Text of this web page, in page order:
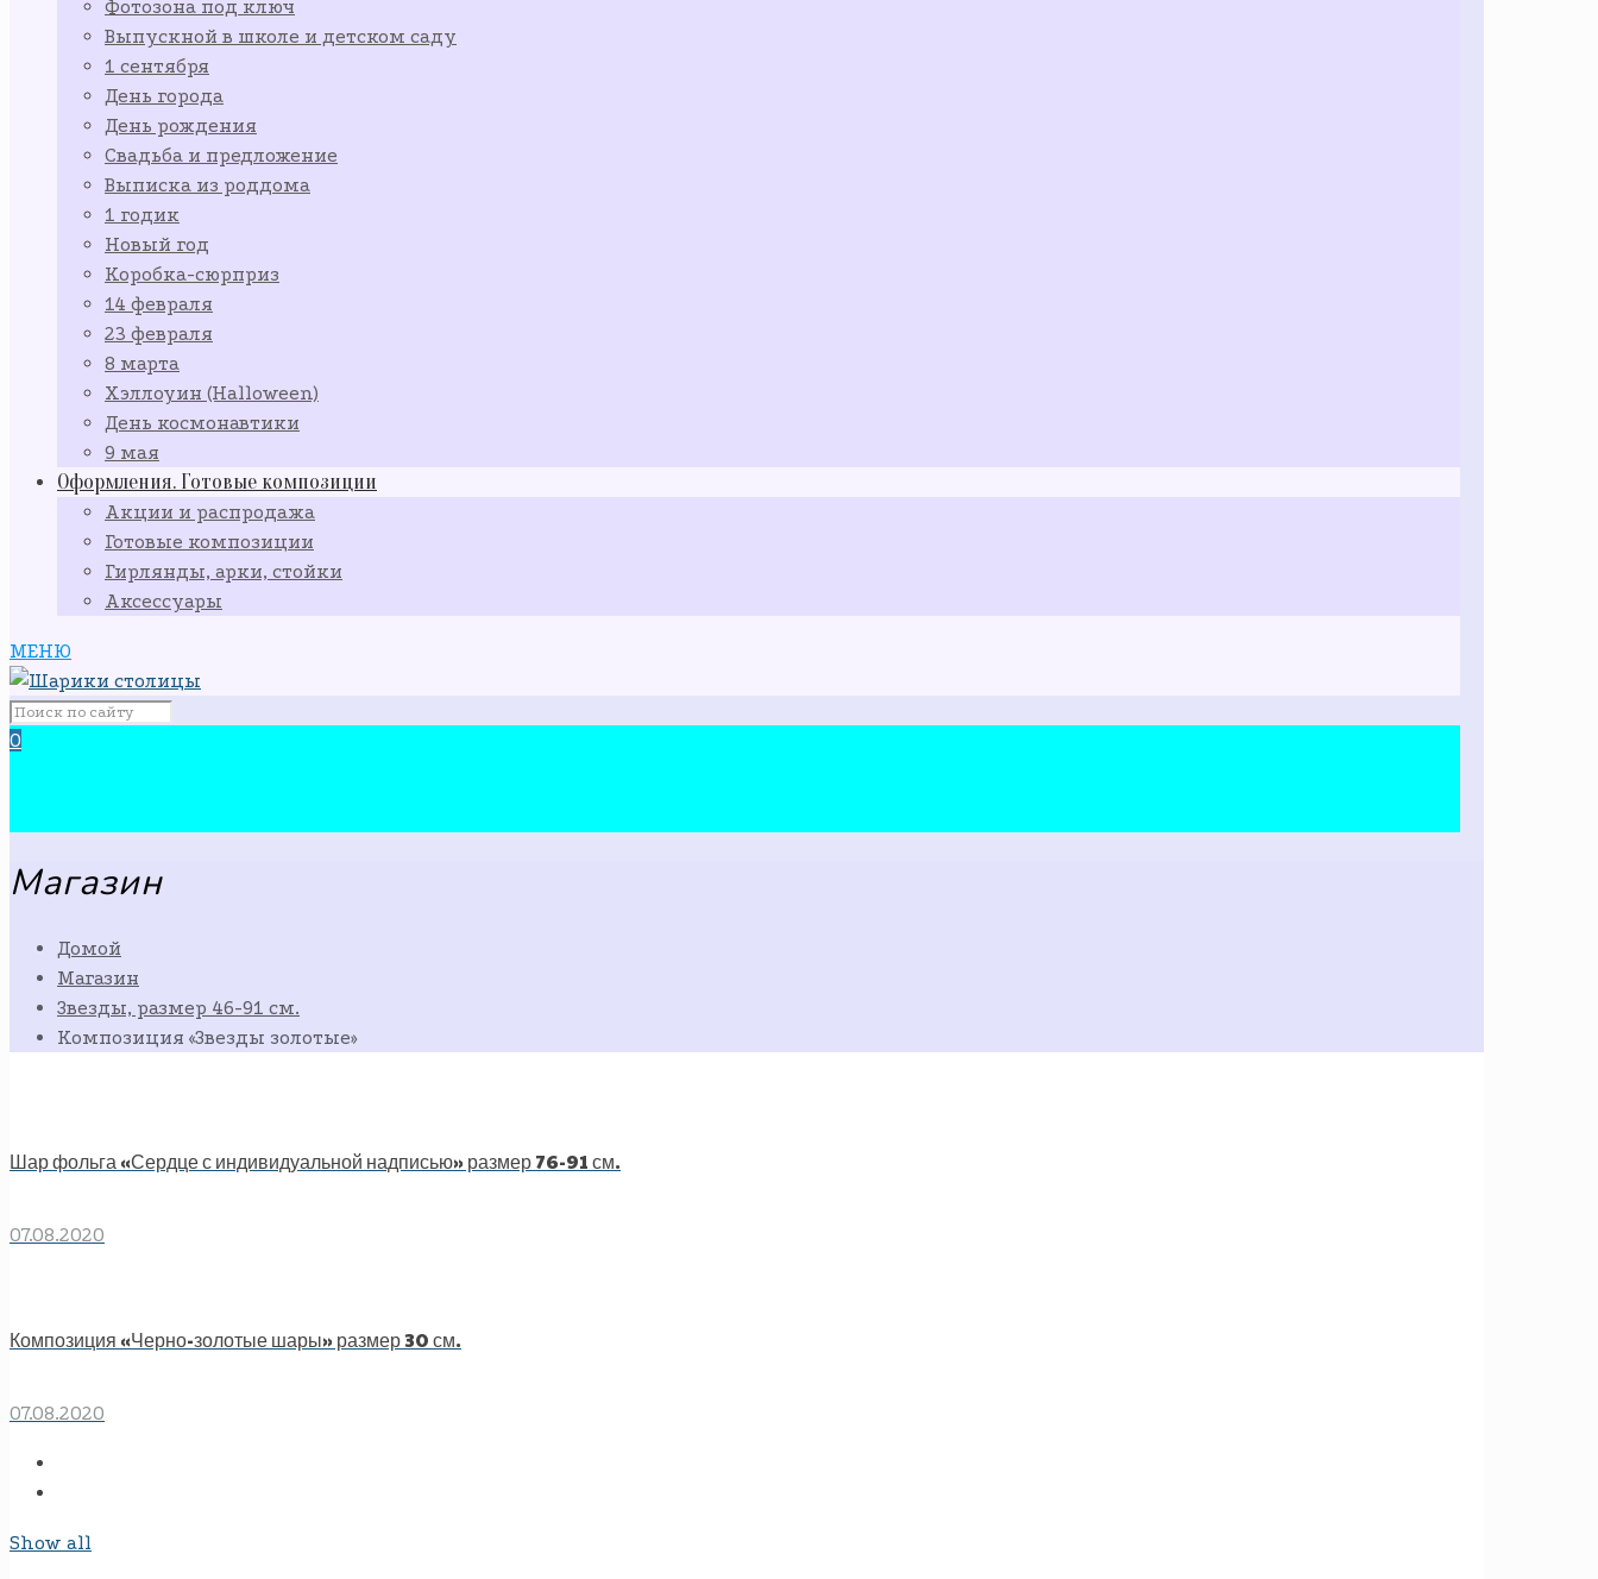
Фотозона под ключ
Выпускной в школе и детском саду
1 сентября
День города
День рождения
Свадьба и предложение
Выписка из роддома
1 годик
Новый год
Коробка-сюрприз
14 февраля
23 февраля
8 марта
Хэллоуин (Halloween)
День космонавтики
9 мая
Оформления. Готовые композиции
Акции и распродажа
Готовые композиции
Гирлянды, арки, стойки
Аксессуары
МЕНЮ
0
Магазин
Домой
Магазин
Звезды, размер 46-91 см.
Композиция «Звезды золотые»
Шар фольга «Сердце с индивидуальной надписью» размер 76-91 см.
07.08.2020
Композиция «Черно-золотые шары» размер 30 см.
07.08.2020
Show all